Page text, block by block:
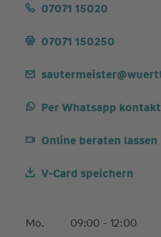
07071 15020
07071 150250
Per Whatsapp
Online beraten lassen
V-Card speichern
Mo. 09:00 - 12:00